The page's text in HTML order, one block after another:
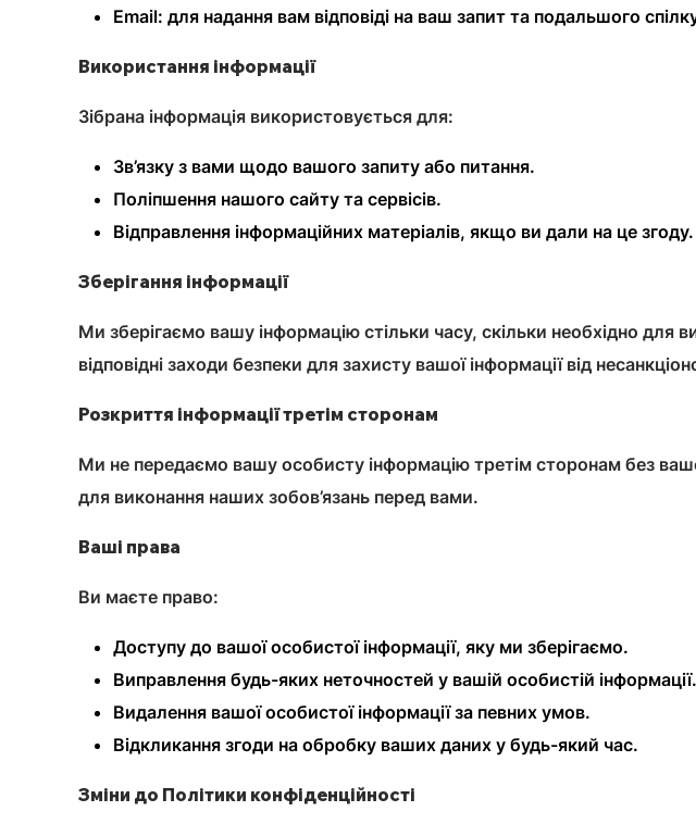
Email: для надання вам відповіді на ваш запит та подальшого
Використання інформації
Зібрана інформація використовується для:
Зв’язку з вами щодо вашого запиту або питання.
Поліпшення нашого сайту та сервісів.
Відправлення інформаційних матеріалів, якщо ви дали на це згоду.
Зберігання інформації
Ми зберігаємо вашу інформацію стільки часу, скільки необхідно для
відповідні заходи безпеки для захисту вашої інформації від
Розкриття інформації третім сторонам
Ми не передаємо вашу особисту інформацію третім сторонам без
для виконання наших зобов’язань перед вами.
Ваші права
Ви маєте право:
Доступу до вашої особистої інформації, яку ми зберігаємо.
Виправлення будь-яких неточностей у вашій особистій інформації.
Видалення вашої особистої інформації за певних умов.
Відкликання згоди на обробку ваших даних у будь-який час.
Зміни до Політики конфіденційності